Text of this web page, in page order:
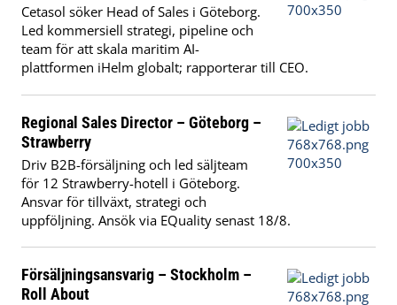
Cetasol söker Head of Sales i Göteborg.
Led kommersiell strategi, pipeline och
team för att skala maritim AI-
plattformen iHelm globalt; rapporterar till CEO.
Regional Sales Director – Göteborg –
Strawberry
Driv B2B-försäljning och led säljteam
för 12 Strawberry-hotell i Göteborg.
Ansvar för tillväxt, strategi och
uppföljning. Ansök via EQuality senast 18/8.
Försäljningsansvarig – Stockholm –
Roll About